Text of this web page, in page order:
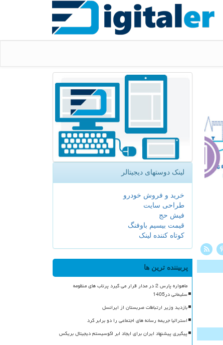
لینک دوستهای دیجیتالر
خرید و فروش خودرو
طراحی سایت
فیش حج
قیمت بیسیم باوفنگ
کوتاه کننده لینک
پربیننده ترین ها
ماهواره پارس 2 در مدار قرار می گیرد پرتاب های منظومه
سلیمانی در1405
بازدید وزیر ارتباطات صربستان از ایرانسل
استرالیا جریمه رسانه های اجتماعی را دو برابر کرد
پیگیری پیشنهاد ایران برای ایجاد ابر اکوسیستم دیجیتال بریکس